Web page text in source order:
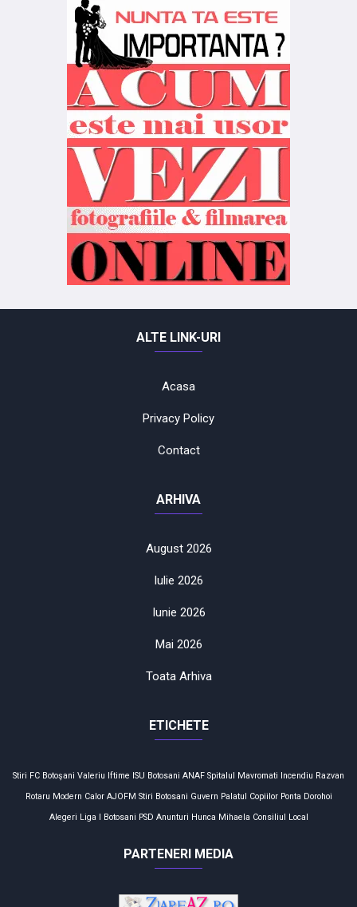
ALTE LINK-URI
Acasa
Privacy Policy
Contact
ARHIVA
August 2026
Iulie 2026
Iunie 2026
Mai 2026
Toata Arhiva
ETICHETE
Stiri FC Botoşani Valeriu Iftime ISU Botosani ANAF Spitalul Mavromati Incendiu Razvan
Rotaru Modern Calor AJOFM Stiri Botosani Guvern Palatul Copiilor Ponta Dorohoi
Alegeri Liga I Botosani PSD Anunturi Hunca Mihaela Consiliul Local
PARTENERI MEDIA